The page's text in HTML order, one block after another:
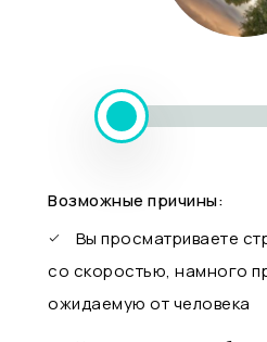
Возможные причины:
Вы просматриваете
со скоростью, намного
ожидаемую от человека